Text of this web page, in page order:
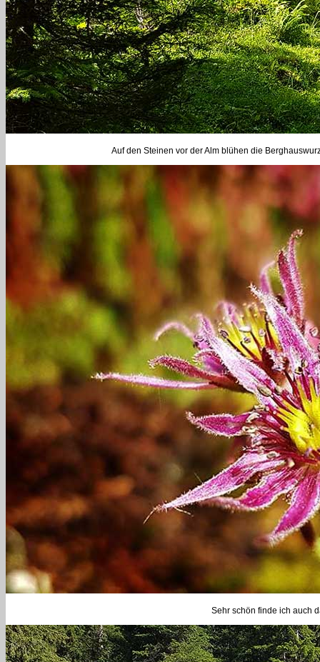
Auf den Steinen vor der Alm blühen die
Sehr schön finde ich auch